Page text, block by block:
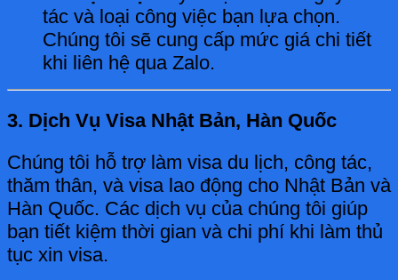
tác và loại công việc bạn lựa chọn.
Chúng tôi sẽ cung cấp mức giá chi tiết
khi liên hệ qua Zalo.
3. Dịch Vụ Visa Nhật Bản, Hàn Quốc
Chúng tôi hỗ trợ làm visa du lịch, công tác,
thăm thân, và visa lao động cho Nhật Bản và
Hàn Quốc. Các dịch vụ của chúng tôi giúp
bạn tiết kiệm thời gian và chi phí khi làm thủ
tục xin visa.